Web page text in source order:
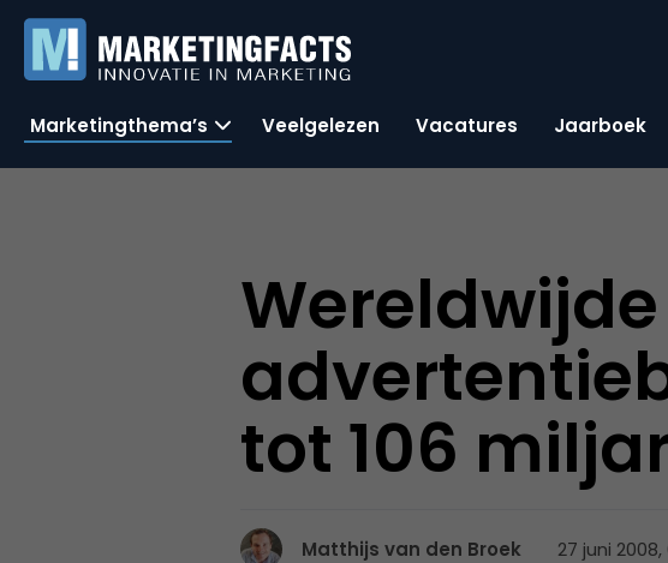
Marketingthema’s Veelgelezen Vacatures Jaarboek
tot 106
Matthijs van den Broek 27 juni